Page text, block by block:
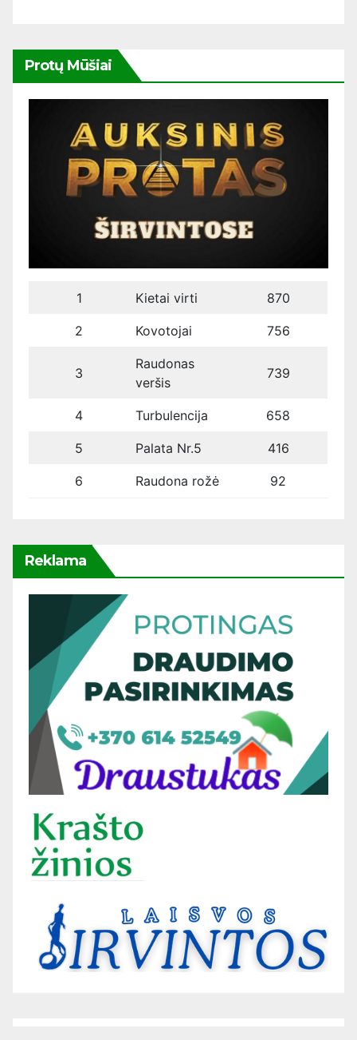
Protų Mūšiai
1 Kietai virti 870
2 Kovotojai 756
3
Raudonas
veršis
739
4 Turbulencija 658
5 Palata Nr.5 416
6 Raudona rožė 92
Reklama